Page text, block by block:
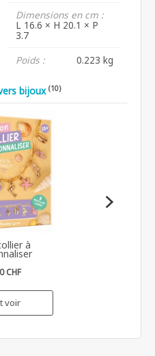
Dimensions en cm :
L 16.6 × H 20.1 × P
3.7
Poids :
0.223 kg
bijoux (10)
à
CHF
voir